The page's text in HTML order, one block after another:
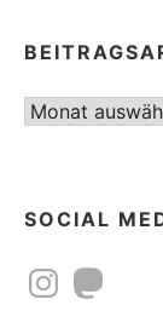
Beitragsarchiv
SOCIAL
InstagramMastodon